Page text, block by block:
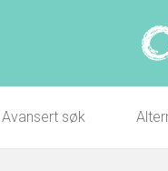
Avansert søk